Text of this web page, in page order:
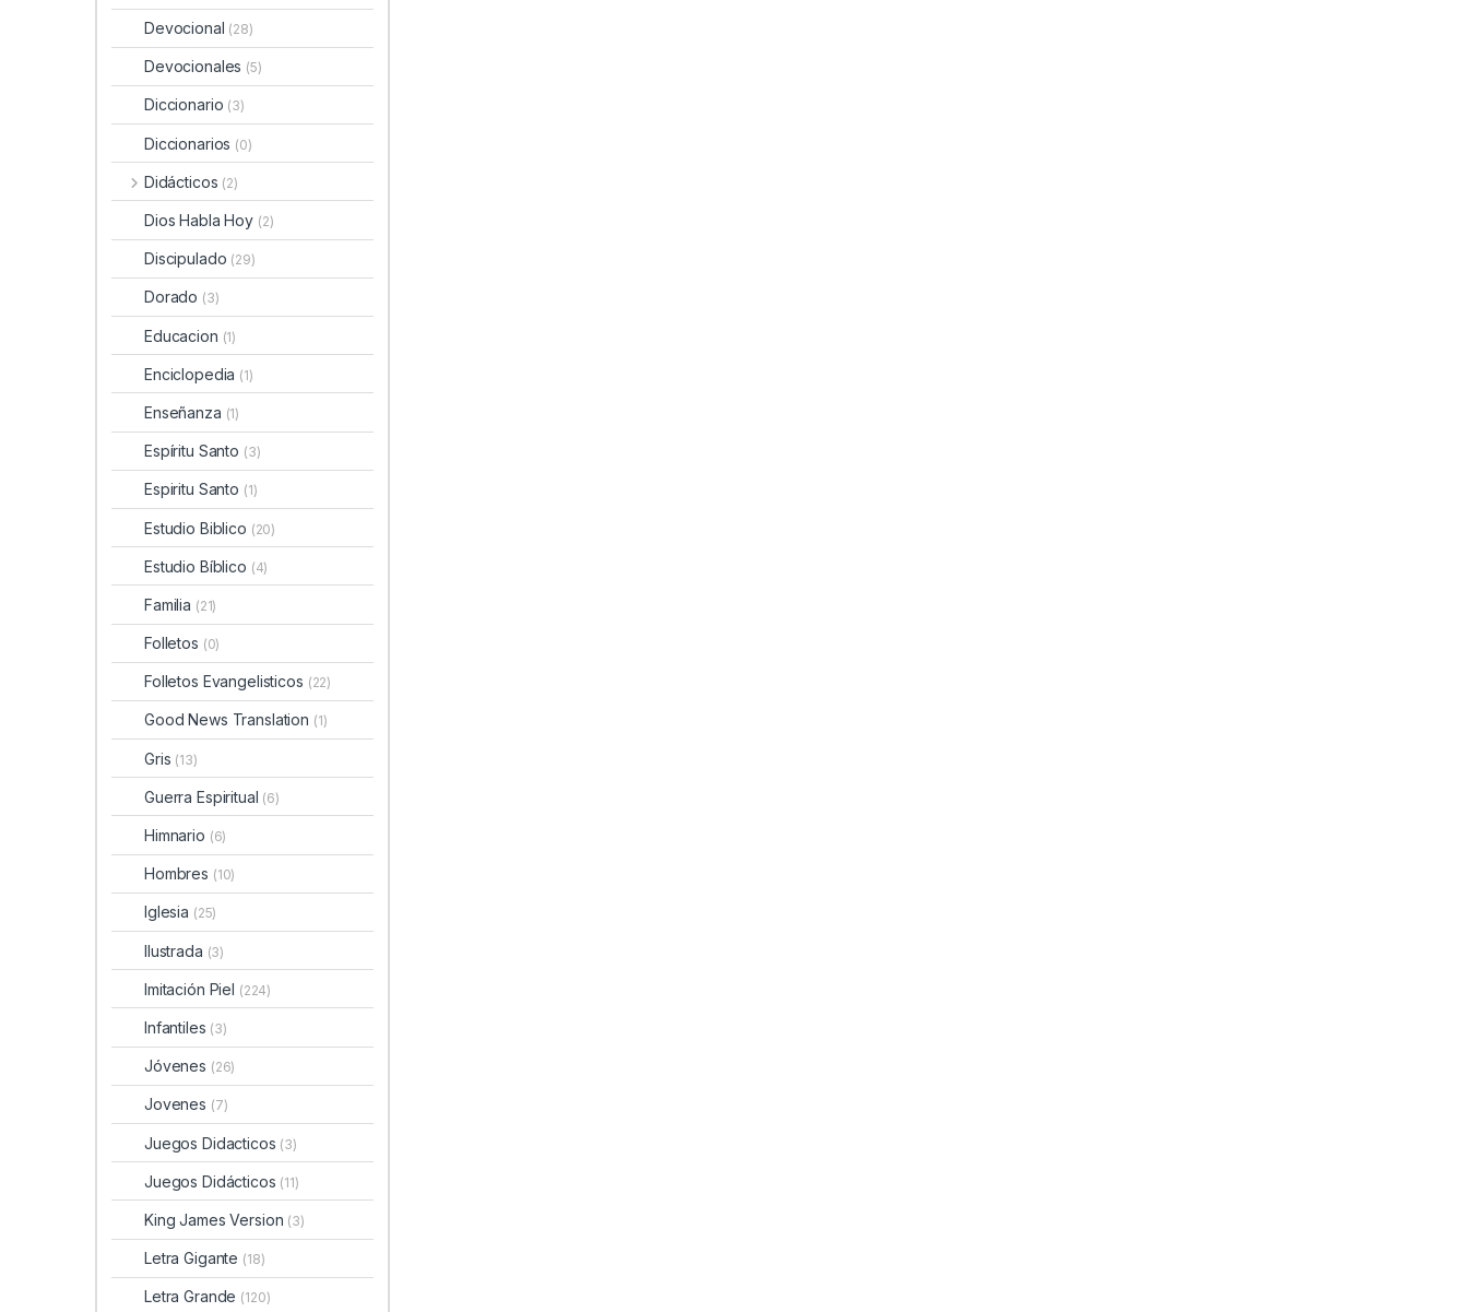
Devocional (28)
Devocionales (5)
Diccionario (3)
Diccionarios (0)
Didácticos (2)
Dios Habla Hoy (2)
Discipulado (29)
Dorado (3)
Educacion (1)
Enciclopedia (1)
Enseñanza (1)
Espíritu Santo (3)
Espiritu Santo (1)
Estudio Biblico (20)
Estudio Bíblico (4)
Familia (21)
Folletos (0)
Folletos Evangelisticos (22)
Good News Translation (1)
Gris (13)
Guerra Espiritual (6)
Himnario (6)
Hombres (10)
Iglesia (25)
Ilustrada (3)
Imitación Piel (224)
Infantiles (3)
Jóvenes (26)
Jovenes (7)
Juegos Didacticos (3)
Juegos Didácticos (11)
King James Version (3)
Letra Gigante (18)
Letra Grande (120)